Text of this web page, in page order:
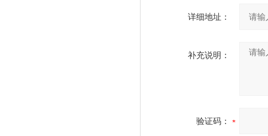
详细地址：
补充说明：
验证码：